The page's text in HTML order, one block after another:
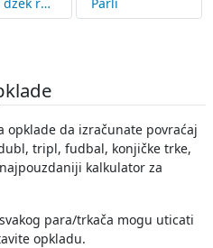
opklade da izračunate povraćaj
tripl, fudbal, konjičke trke,
kalkulator za
para/trkača mogu uticati
opkladu.